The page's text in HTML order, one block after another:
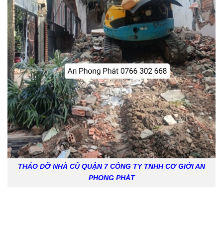
THÁO DỠ NHÀ CŨ QUẬN 7 CÔNG TY TNHH CƠ GIỚI AN
PHONG PHÁT